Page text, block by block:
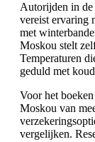
Autorijden in de
vereist ervaring
met
Moskou stelt
Temperaturen
geduld met
Voor het
Moskou van
vergelijken.